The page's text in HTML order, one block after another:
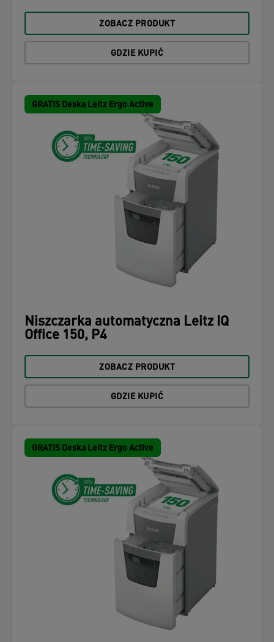
ZOBACZ PRODUKT
GDZIE KUPIĆ
GRATIS Deska Leitz Ergo Active
Niszczarka automatyczna Leitz IQ
Office 150, P4
ZOBACZ PRODUKT
GDZIE KUPIĆ
GRATIS Deska Leitz Ergo Active